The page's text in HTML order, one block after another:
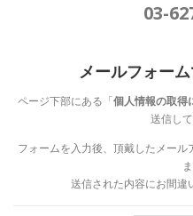
03-
メールフォー
ページ下部にある「個人情報の取得
送信して
フォームを入力後、頂戴したメー
送信された内容にお間違